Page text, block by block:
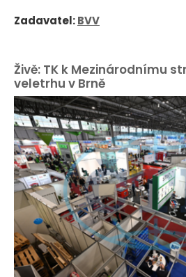
Zadavatel:BVV
Živě: TK k Mezinárodnímu
veletrhu v Brně